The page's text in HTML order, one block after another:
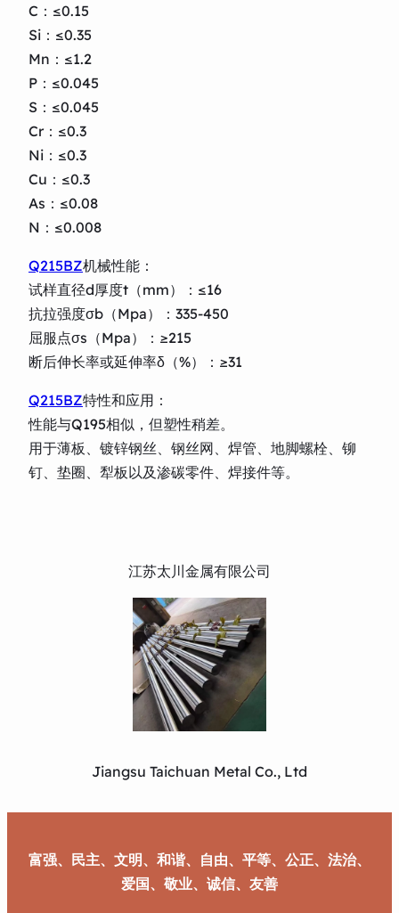
C：≤0.15
Si：≤0.35
Mn：≤1.2
P：≤0.045
S：≤0.045
Cr：≤0.3
Ni：≤0.3
Cu：≤0.3
As：≤0.08
N：≤0.008
Q215BZ机械性能：
试样直径d厚度t（mm）：≤16
抗拉强度σb（Mpa）：335-450
屈服点σs（Mpa）：≥215
断后伸长率或延伸率δ（%）：≥31
Q215BZ特性和应用：
性能与Q195相似，但塑性稍差。
用于薄板、镀锌钢丝、钢丝网、焊管、地脚螺栓、铆
钉、垫圈、犁板以及渗碳零件、焊接件等。
江苏太川金属有限公司
Jiangsu Taichuan Metal Co., Ltd
富强、民主、文明、和谐、自由、平等、公正、法治、
爱国、敬业、诚信、友善